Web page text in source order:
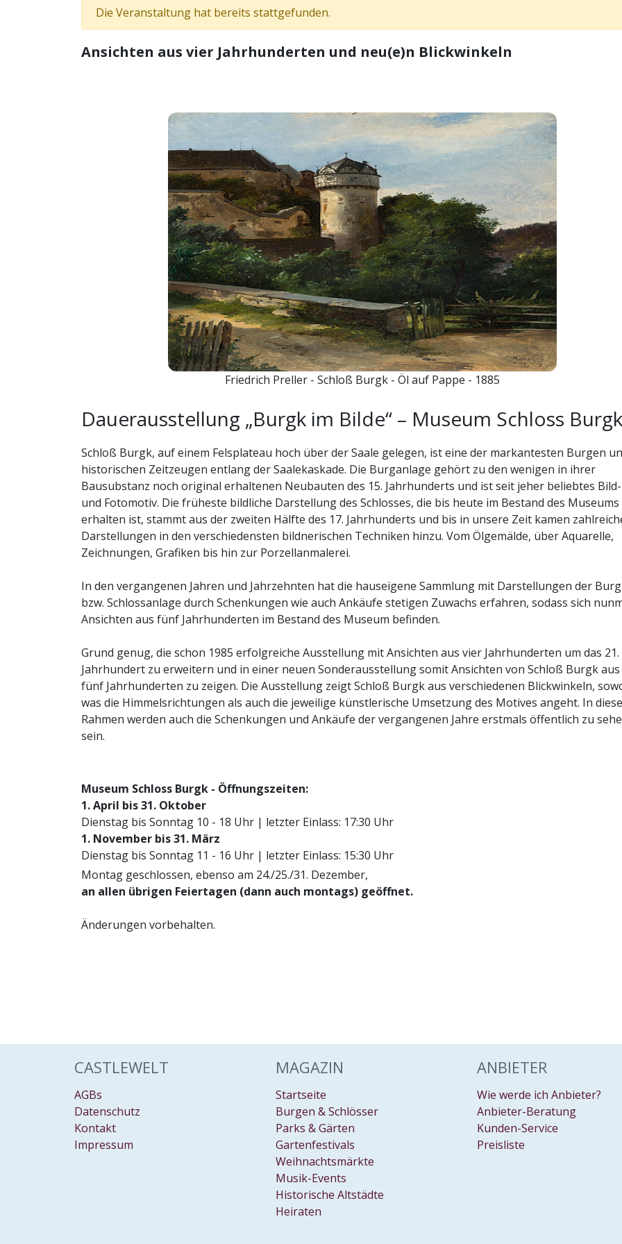
Die Veranstaltung hat bereits stattgefunden.
Ansichten aus vier Jahrhunderten und neu(e)n Blickwinkeln
Friedrich Preller - Schloß Burgk - Öl auf Pappe - 1885
Dauerausstellung „Burgk im Bilde“ – Museum Schloss Burgk
Schloß Burgk, auf einem Felsplateau hoch über der Saale gelegen, ist eine der markantesten Burgen
historischen Zeitzeugen entlang der Saalekaskade. Die Burganlage gehört zu den wenigen in ihrer
Bausubstanz noch original erhaltenen Neubauten des 15. Jahrhunderts und ist seit jeher beliebtes Bild-
und Fotomotiv. Die früheste bildliche Darstellung des Schlosses, die bis heute im Bestand des Museums
erhalten ist, stammt aus der zweiten Hälfte des 17. Jahrhunderts und bis in unsere Zeit kamen
Darstellungen in den verschiedensten bildnerischen Techniken hinzu. Vom Ölgemälde, über Aquarelle,
Zeichnungen, Grafiken bis hin zur Porzellanmalerei.
In den vergangenen Jahren und Jahrzehnten hat die hauseigene Sammlung mit Darstellungen der
bzw. Schlossanlage durch Schenkungen wie auch Ankäufe stetigen Zuwachs erfahren, sodass sich
Ansichten aus fünf Jahrhunderten im Bestand des Museum befinden.
Grund genug, die schon 1985 erfolgreiche Ausstellung mit Ansichten aus vier Jahrhunderten um das 21.
Jahrhundert zu erweitern und in einer neuen Sonderausstellung somit Ansichten von Schloß Burgk aus
fünf Jahrhunderten zu zeigen. Die Ausstellung zeigt Schloß Burgk aus verschiedenen Blickwinkeln,
was die Himmelsrichtungen als auch die jeweilige künstlerische Umsetzung des Motives angeht. In
Rahmen werden auch die Schenkungen und Ankäufe der vergangenen Jahre erstmals öffentlich zu
sein.
Museum Schloss Burgk - Öffnungszeiten:
1. April bis 31. Oktober
Dienstag bis Sonntag 10 - 18 Uhr | letzter Einlass: 17:30 Uhr
1. November bis 31. März
Dienstag bis Sonntag 11 - 16 Uhr | letzter Einlass: 15:30 Uhr
Montag geschlossen, ebenso am 24./25./31. Dezember,
an allen übrigen Feiertagen (dann auch montags) geöffnet.
Änderungen vorbehalten.
CASTLEWELT
AGBs
Datenschutz
Kontakt
Impressum
MAGAZIN
Startseite
Burgen & Schlösser
Parks & Gärten
Gartenfestivals
Weihnachtsmärkte
Musik-Events
Historische Altstädte
Heiraten
ANBIETER
Wie werde ich Anbieter?
Anbieter-Beratung
Kunden-Service
Preisliste